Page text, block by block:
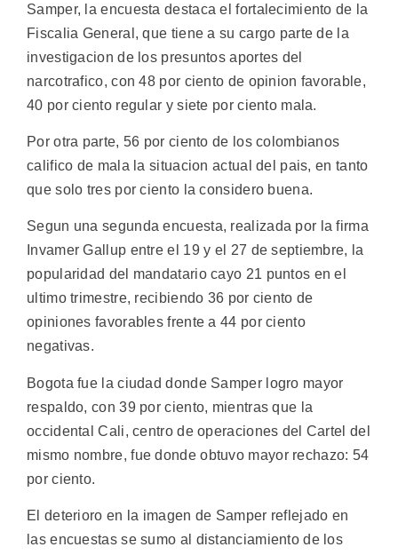
Samper, la encuesta destaca el fortalecimiento de la
Fiscalia General, que tiene a su cargo parte de la
investigacion de los presuntos aportes del
narcotrafico, con 48 por ciento de opinion favorable,
40 por ciento regular y siete por ciento mala.
Por otra parte, 56 por ciento de los colombianos
califico de mala la situacion actual del pais, en tanto
que solo tres por ciento la considero buena.
Segun una segunda encuesta, realizada por la firma
Invamer Gallup entre el 19 y el 27 de septiembre, la
popularidad del mandatario cayo 21 puntos en el
ultimo trimestre, recibiendo 36 por ciento de
opiniones favorables frente a 44 por ciento
negativas.
Bogota fue la ciudad donde Samper logro mayor
respaldo, con 39 por ciento, mientras que la
occidental Cali, centro de operaciones del Cartel del
mismo nombre, fue donde obtuvo mayor rechazo: 54
por ciento.
El deterioro en la imagen de Samper reflejado en
las encuestas se sumo al distanciamiento de los